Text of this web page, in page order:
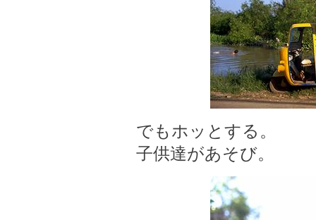
でもホッとする。
子供達があそび。